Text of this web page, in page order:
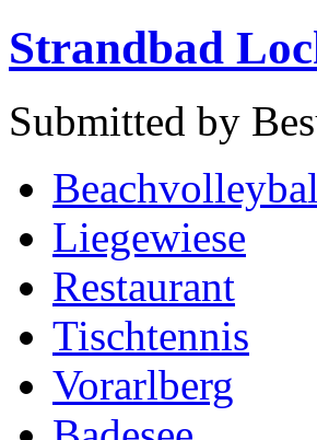
Strandbad
Submitted by
Liegewiese
Restaurant
Tischtennis
Vorarlberg